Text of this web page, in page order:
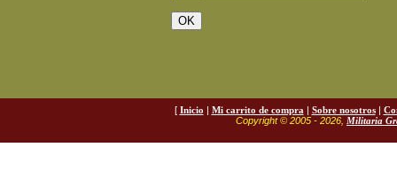
[ Inicio | Mi carrito de compra | Sobre nosotros|
Copyright © 2005 - 2026, Militaria